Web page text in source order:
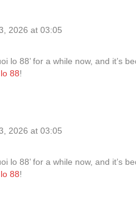
2026 at 03:05
lo 88’ for a while now, and it’s
88!
2026 at 03:05
lo 88’ for a while now, and it’s
88!